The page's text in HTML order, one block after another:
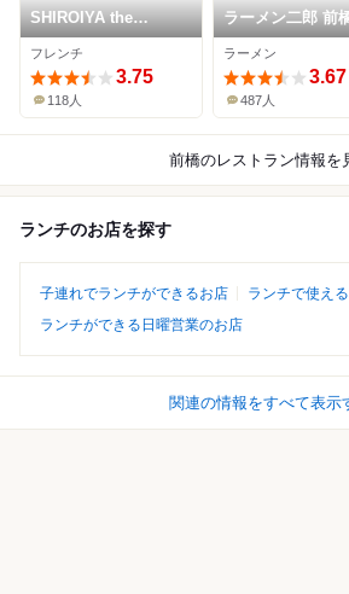
SHIROIYA the
RESTAURANT
フレンチ
3.75
118人
ラーメン二郎 前
代田町店
ラーメン
3.67
487人
前橋のレストラン情報を
ランチのお店を探す
子連れでランチができるお店
ランチで使え
ランチができる日曜営業のお店
関連の情報をすべて表示